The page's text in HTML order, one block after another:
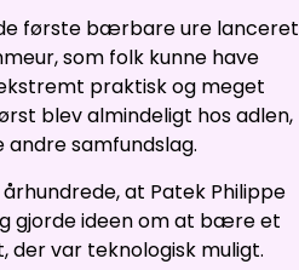
første bærbare ure lanceret
som folk kunne have
praktisk og meget
blev almindeligt hos adlen,
samfundslag.
at Patek Philippe
gjorde ideen om at bære et
der var teknologisk muligt.